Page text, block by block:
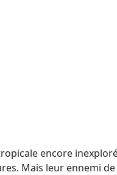
encore
Mais leur ennemi